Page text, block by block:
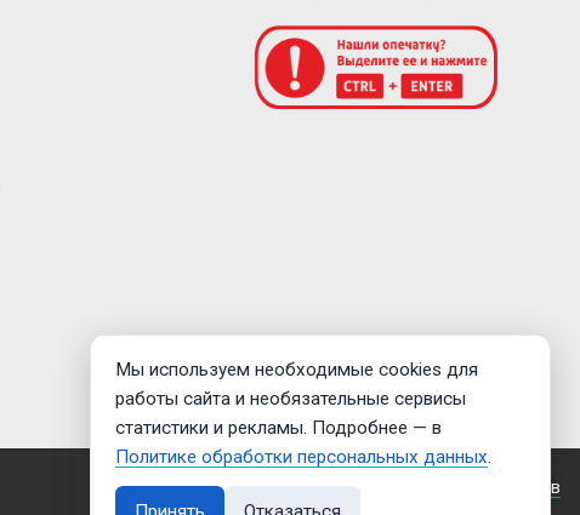
Дмитрий Мигилев
Мы используем необходимые cookies для
работы сайта и необязательные сервисы
статистики и рекламы. Подробнее — в
Политике обработки персональных данных.